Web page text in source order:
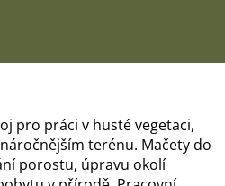
pro práci v husté vegetaci,
terénu. Mačety do
porostu, úpravu okolí